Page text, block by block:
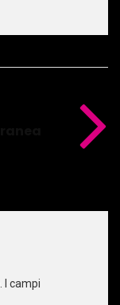
I campi